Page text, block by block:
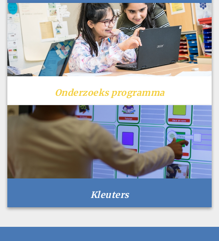
Onderzoeks programma
Kleuters